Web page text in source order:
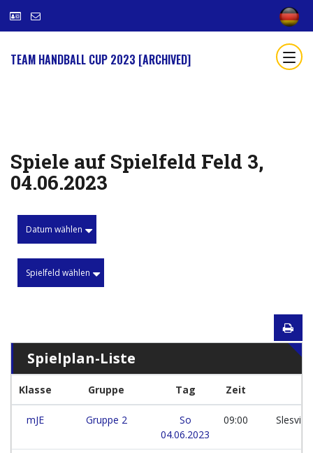
TEAM HANDBALL CUP 2023 [ARCHIVED]
Spiele auf Spielfeld Feld 3,
04.06.2023
Datum wählen
Spielfeld wählen
Spielplan-Liste
Klasse Gruppe Tag Zeit
mJE Gruppe 2
So
04.06.2023
09:00 Slesvig